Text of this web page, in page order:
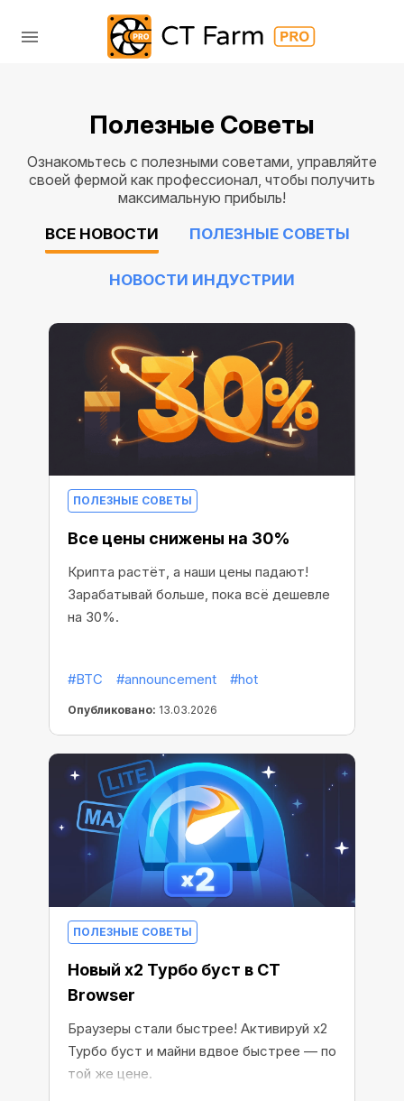
Полезные Советы
Ознакомьтесь с полезными советами, управляйте
своей фермой как профессионал, чтобы получить
максимальную прибыль!
ВСЕ НОВОСТИ
ПОЛЕЗНЫЕ СОВЕТЫ
НОВОСТИ ИНДУСТРИИ
ПОЛЕЗНЫЕ СОВЕТЫ
Все цены снижены на 30%
Крипта растёт, а наши цены падают!
Зарабатывай больше, пока всё дешевле
на 30%.
#BTC #announcement #hot
Опубликовано: 13.03.2026
ПОЛЕЗНЫЕ СОВЕТЫ
Новый x2 Турбо буст в CT
Browser
Браузеры стали быстрее! Активируй x2
Турбо буст и майни вдвое быстрее — по
той же цене.